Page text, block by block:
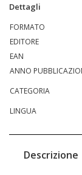
Dettagli
FORMATO
EDITORE
EAN
ANNO
CATEGORIA
LINGUA
Descrizione